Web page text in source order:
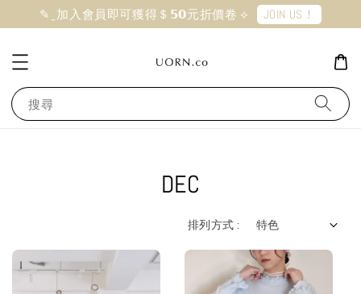
✎ ̼ 加入會員即可獲得＄𝟱𝟬元折價卷 ⟡ JOIN US！
搜尋
DEC
排列方式 :